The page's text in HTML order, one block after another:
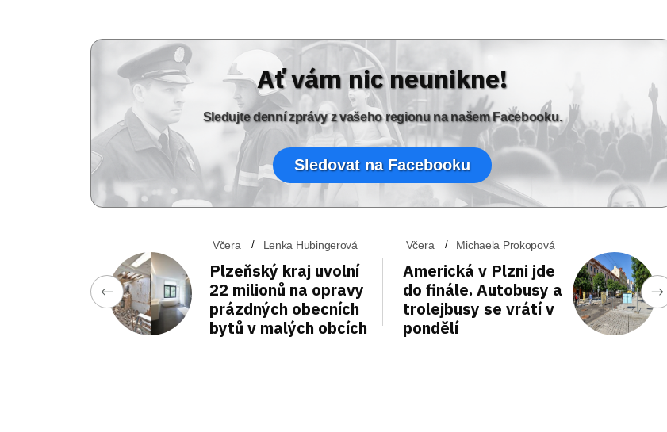
Ať vám nic neunikne!
Sledujte denní zprávy z vašeho regionu na našem Facebooku.
Sledovat na Facebooku
Včera Lenka Hubingerová
Plzeňský kraj uvolní
22 milionů na opravy
prázdných obecních
bytů v malých obcích
Včera Michaela Prokopová
Americká v Plzni jde
do finále. Autobusy a
trolejbusy se vrátí v
pondělí